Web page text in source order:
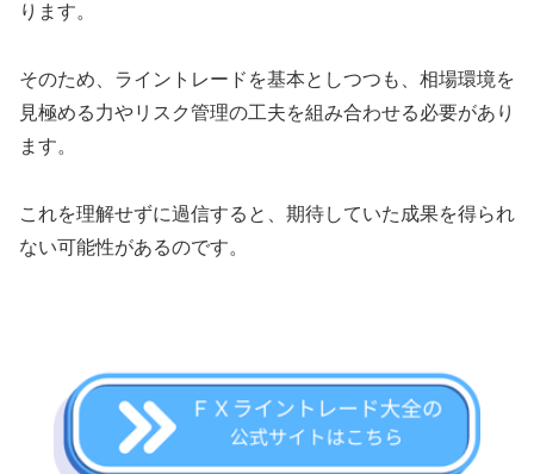
ります。
そのため、ライントレードを基本としつつも、相場環境を
見極める力やリスク管理の工夫を組み合わせる必要があり
ます。
これを理解せずに過信すると、期待していた成果を得られ
ない可能性があるのです。